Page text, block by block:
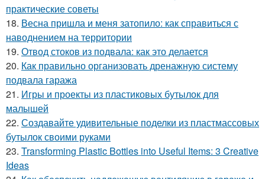
практические советы
18. Весна пришла и меня затопило: как справиться с
наводнением на территории
19. Отвод стоков из подвала: как это делается
20. Как правильно организовать дренажную систему
подвала гаража
21. Игры и проекты из пластиковых бутылок для
малышей
22. Создавайте удивительные поделки из пластмассовых
бутылок своими руками
23. Transforming Plastic Bottles into Useful Items: 3 Creative
Ideas